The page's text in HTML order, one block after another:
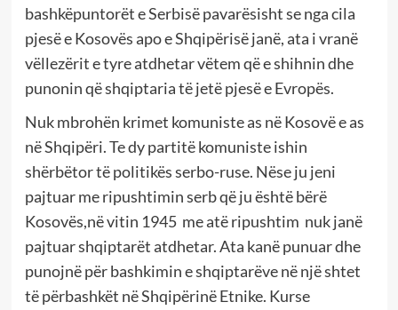
bashkëpuntorët e Serbisë pavarësisht se nga cila
pjesë e Kosovës apo e Shqipërisë janë, ata i vranë
vëllezërit e tyre atdhetar vëtem që e shihnin dhe
punonin që shqiptaria të jetë pjesë e Evropës.
Nuk mbrohën krimet komuniste as në Kosovë e as
në Shqipëri. Te dy partitë komuniste ishin
shërbëtor të politikës serbo-ruse. Nëse ju jeni
pajtuar me ripushtimin serb që ju është bërë
Kosovës,në vitin 1945 me atë ripushtim nuk janë
pajtuar shqiptarët atdhetar. Ata kanë punuar dhe
punojnë për bashkimin e shqiptarëve në një shtet
të përbashkët në Shqipërinë Etnike. Kurse